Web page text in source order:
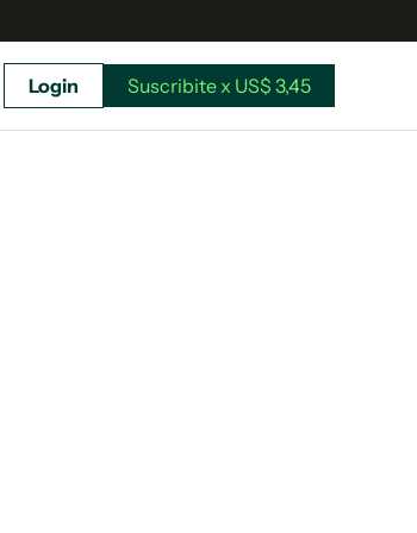
Login Suscribite x US$ 3,45